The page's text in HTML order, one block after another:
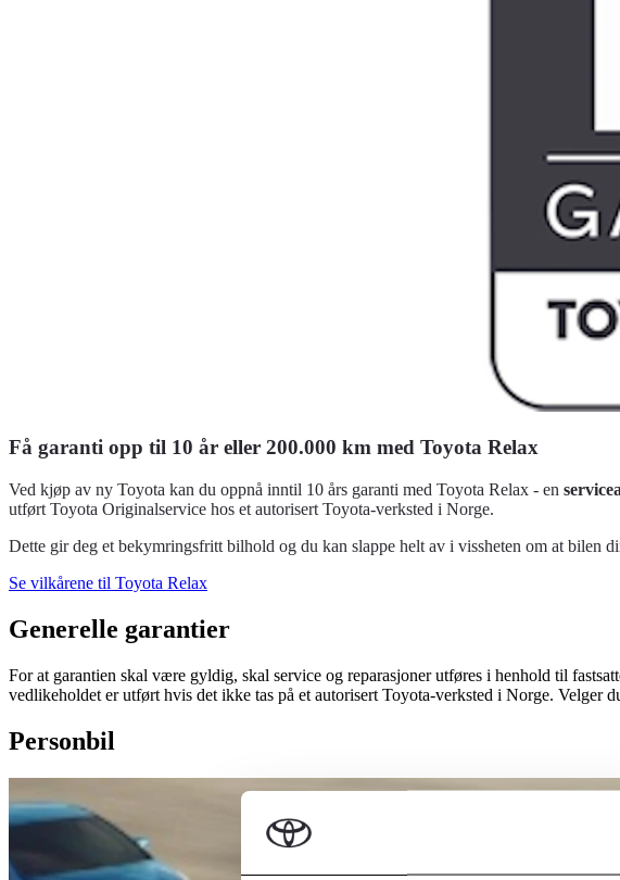
Få garanti opp til 10 år eller 200.000 km med Toyota Relax
Ved kjøp av ny Toyota kan du oppnå inntil 10 års garanti med Toyota Relax - en
utført Toyota Originalservice hos et autorisert Toyota-verksted i Norge.
Dette gir deg et bekymringsfritt bilhold og du kan slappe helt av i vissheten om at bilen
Se vilkårene til Toyota Relax
Generelle garantier
For at garantien skal være gyldig, skal service og reparasjoner utføres i henhold til
vedlikeholdet er utført hvis det ikke tas på et autorisert Toyota-verksted i Norge. Velger
Personbil